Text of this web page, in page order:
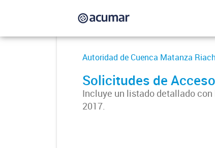
Autoridad de Cuenca Matanza
Solicitudes de
Incluye un listado detallado
2017.